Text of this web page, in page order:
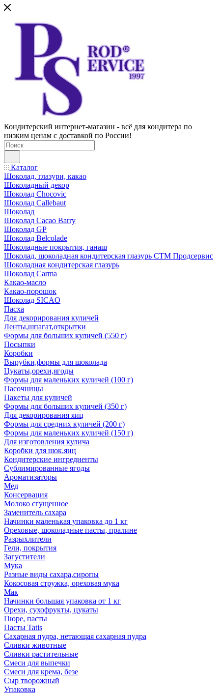
Кондитерский интернет-магазин - всё для кондитера по
низким ценам с доставкой по России!
Каталог
Шоколад, глазури, какао
Шоколадный декор
Шоколад Chocovic
Шоколад Callebaut
Шоколад
Шоколад Cacao Barry
Шоколад GP
Шоколад Belcolade
Шоколадные покрытия, ганаш
Шоколад, шоколадная кондитерская глазурь СТМ Продсервис
Шоколадная кондитерская глазурь
Шоколад Carma
Какао-масло
Какао-порошок
Шоколад SICAO
Пасха
Для декорирования куличей
Ленты,шпагат,открытки
Формы для больших куличей (550 г)
Посыпки
Коробки
Вырубки,формы для шоколада
Цукаты,орехи,ягоды
Формы для маленьких куличей (100 г)
Пасочницы
Пакеты для куличей
Формы для больших куличей (350 г)
Для декорирования яиц
Формы для средних куличей (200 г)
Формы для маленьких куличей (150 г)
Для изготовления кулича
Коробки для шок.яиц
Кондитерские ингредиенты
Сублимированные ягоды
Ароматизаторы
Мед
Консервация
Молоко сгущенное
Заменитель сахара
Начинки маленькая упаковка до 1 кг
Ореховые, шоколадные пасты, пралине
Разрыхлители
Гели, покрытия
Загустители
Мука
Разные виды сахара,сиропы
Кокосовая стружка, ореховая мука
Мак
Начинки большая упаковка от 1 кг
Орехи, сухофрукты, цукаты
Пюре, пасты
Пасты Tatis
Сахарная пудра, нетающая сахарная пудра
Сливки животные
Сливки растительные
Смеси для выпечки
Смеси для крема, безе
Сыр творожный
Упаковка